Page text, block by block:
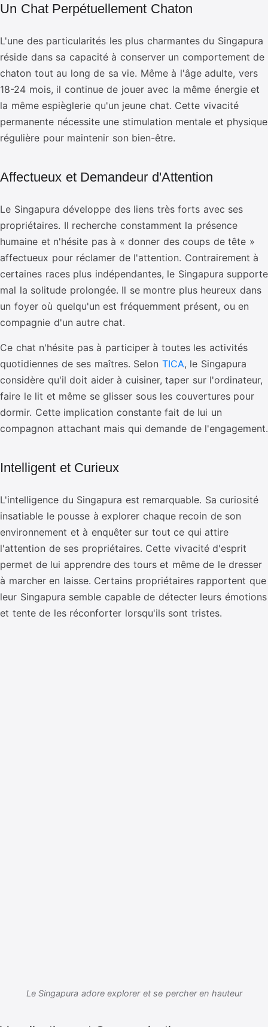
Un Chat Perpétuellement Chaton
L'une des particularités les plus charmantes du Singapura
réside dans sa capacité à conserver un comportement de
chaton tout au long de sa vie. Même à l'âge adulte, vers
18-24 mois, il continue de jouer avec la même énergie et
la même espièglerie qu'un jeune chat. Cette vivacité
permanente nécessite une stimulation mentale et physique
régulière pour maintenir son bien-être.
Affectueux et Demandeur d'Attention
Le Singapura développe des liens très forts avec ses
propriétaires. Il recherche constamment la présence
humaine et n'hésite pas à « donner des coups de tête »
affectueux pour réclamer de l'attention. Contrairement à
certaines races plus indépendantes, le Singapura supporte
mal la solitude prolongée. Il se montre plus heureux dans
un foyer où quelqu'un est fréquemment présent, ou en
compagnie d'un autre chat.
Ce chat n'hésite pas à participer à toutes les activités
quotidiennes de ses maîtres. Selon TICA, le Singapura
considère qu'il doit aider à cuisiner, taper sur l'ordinateur,
faire le lit et même se glisser sous les couvertures pour
dormir. Cette implication constante fait de lui un
compagnon attachant mais qui demande de l'engagement.
Intelligent et Curieux
L'intelligence du Singapura est remarquable. Sa curiosité
insatiable le pousse à explorer chaque recoin de son
environnement et à enquêter sur tout ce qui attire
l'attention de ses propriétaires. Cette vivacité d'esprit
permet de lui apprendre des tours et même de le dresser
à marcher en laisse. Certains propriétaires rapportent que
leur Singapura semble capable de détecter leurs émotions
et tente de les réconforter lorsqu'ils sont tristes.
Le Singapura adore explorer et se percher en hauteur